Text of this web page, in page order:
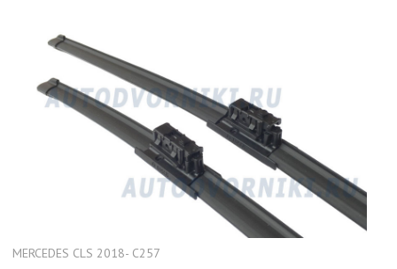
MERCEDES CLS 2018- C257